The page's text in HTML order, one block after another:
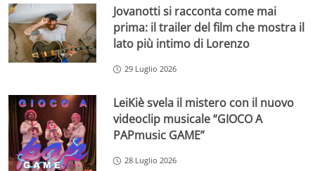
Jovanotti si racconta come mai
prima: il trailer del film che mostra il
lato più intimo di Lorenzo
29 Luglio 2026
LeiKiè svela il mistero con il nuovo
videoclip musicale “GIOCO A
PAPmusic GAME”
28 Luglio 2026